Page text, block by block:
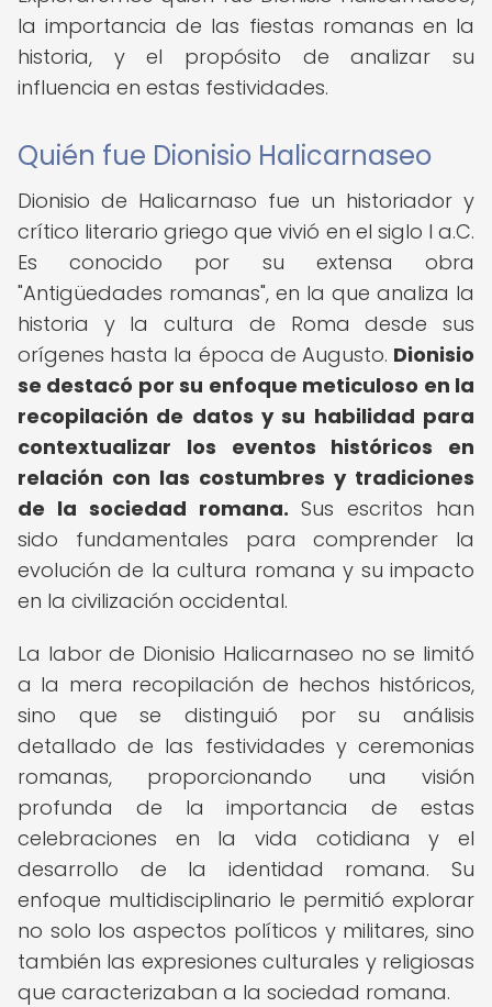
la importancia de las fiestas romanas en la
historia, y el propósito de analizar su
influencia en estas festividades.
Quién fue Dionisio Halicarnaseo
Dionisio de Halicarnaso fue un historiador y
crítico literario griego que vivió en el siglo I a.C.
Es conocido por su extensa obra
"Antigüedades romanas", en la que analiza la
historia y la cultura de Roma desde sus
orígenes hasta la época de Augusto. Dionisio
se destacó por su enfoque meticuloso en la
recopilación de datos y su habilidad para
contextualizar los eventos históricos en
relación con las costumbres y tradiciones
de la sociedad romana. Sus escritos han
sido fundamentales para comprender la
evolución de la cultura romana y su impacto
en la civilización occidental.
La labor de Dionisio Halicarnaseo no se limitó
a la mera recopilación de hechos históricos,
sino que se distinguió por su análisis
detallado de las festividades y ceremonias
romanas, proporcionando una visión
profunda de la importancia de estas
celebraciones en la vida cotidiana y el
desarrollo de la identidad romana. Su
enfoque multidisciplinario le permitió explorar
no solo los aspectos políticos y militares, sino
también las expresiones culturales y religiosas
que caracterizaban a la sociedad romana.